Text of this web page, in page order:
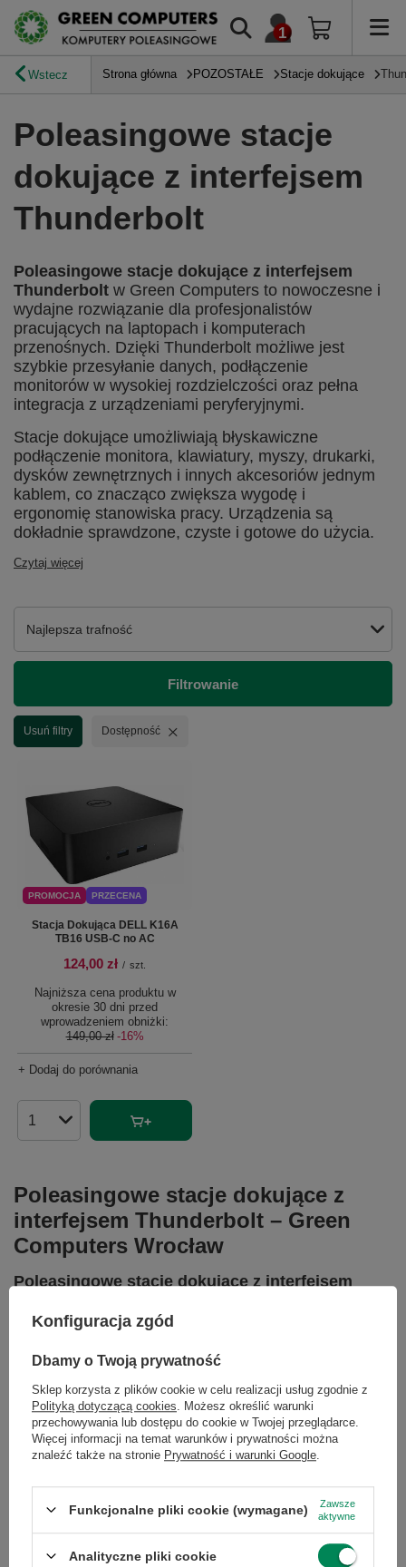
Wstecz Strona główna POZOSTAŁE Stacje dokujące
Poleasingowe stacje
dokujące z interfejsem
Thunderbolt
Poleasingowe stacje dokujące z interfejsem
Thunderbolt w Green Computers to nowoczesne i
wydajne rozwiązanie dla profesjonalistów
pracujących na laptopach i komputerach
przenośnych. Dzięki Thunderbolt możliwe jest
szybkie przesyłanie danych, podłączenie
monitorów w wysokiej rozdzielczości oraz pełna
integracja z urządzeniami peryferyjnymi.
Stacje dokujące umożliwiają błyskawiczne
podłączenie monitora, klawiatury, myszy, drukarki,
dysków zewnętrznych i innych akcesoriów jednym
kablem, co znacząco zwiększa wygodę i
ergonomię stanowiska pracy. Urządzenia są
dokładnie sprawdzone, czyste i gotowe do użycia.
Czytaj więcej
Zmień sortowanie
Najlepsza trafność
Filtrowanie
Usuń filtry Usuń filtr
Dostępność
PROMOCJA PRZECENA
Stacja Dokująca DELL K16A
TB16 USB-C no AC
124,00 zł / szt.
Najniższa cena produktu w
okresie 30 dni przed
wprowadzeniem obniżki:
149,00 zł -16%
+ Dodaj do porównania
Ilość produktów
Poleasingowe stacje dokujące z
interfejsem Thunderbolt – Green
Computers Wrocław
Poleasingowe stacje dokujące z interfejsem
wydajne rozwiązanie dla osób pracujących na
potrzebują maksymalnej funkcjonalności i
nowoczesny standard, który pozwala na
błyskawiczne przesyłanie danych, podłączenie
monitorów o wysokiej rozdzielczości oraz pełną
integrację z urządzeniami peryferyjnymi.
Czytaj więcej
Konfiguracja zgód
Dbamy o Twoją prywatność
Sklep korzysta z plików cookie w celu realizacji usług zgodnie z
Polityką dotyczącą cookies . Możesz określić warunki
przechowywania lub dostępu do cookie w Twojej przeglądarce.
Więcej informacji na temat warunków i prywatności można
znaleźć także na stronie Prywatność i warunki Google
Funkcjonalne pliki cookie (wymagane)
Zawsze
aktywne
Analityczne pliki cookie